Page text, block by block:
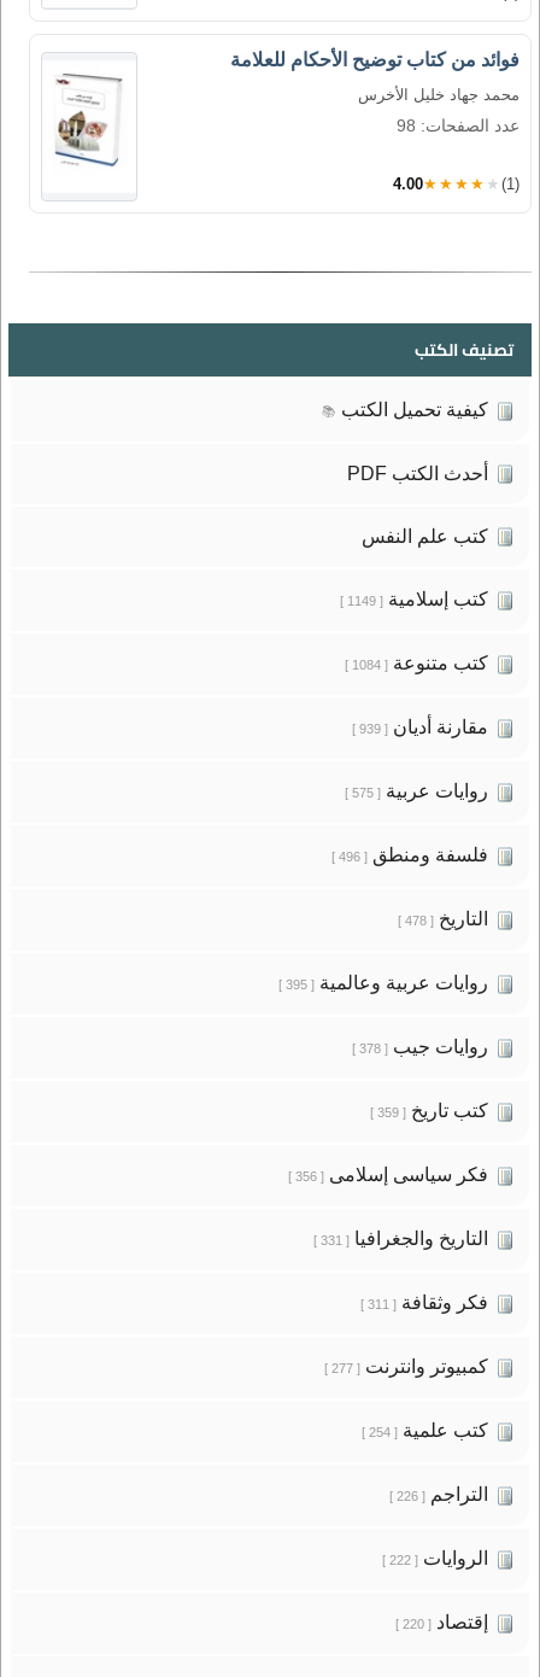
فوائد من كتاب توضيح الأحكام للعلامة
محمد جهاد خليل الأخرس
عدد الصفحات: 98
4.00★★★★★ (1)
تصنيف الكتب
كيفية تحميل الكتب 📚
أحدث الكتب PDF
كتب علم النفس
كتب إسلامية[ 1149 ]
كتب متنوعة[ 1084 ]
مقارنة أديان[ 939 ]
روايات عربية[ 575 ]
فلسفة ومنطق[ 496 ]
التاريخ[ 478 ]
روايات عربية وعالمية[ 395 ]
روايات جيب[ 378 ]
كتب تاريخ[ 359 ]
فكر سياسى إسلامى[ 356 ]
التاريخ والجغرافيا[ 331 ]
فكر وثقافة[ 311 ]
كمبيوتر وانترنت[ 277 ]
كتب علمية[ 254 ]
التراجم[ 226 ]
الروايات[ 222 ]
إقتصاد[ 220 ]